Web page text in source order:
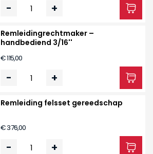
- +
Remleidingrechtmaker –
handbediend 3/16''
€ 115,00
- +
Remleiding felsset gereedschap
€ 376,00
- +